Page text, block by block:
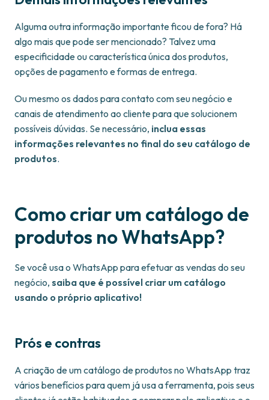
Alguma outra informação importante ficou de fora? Há
algo mais que pode ser mencionado? Talvez uma
especificidade ou característica única dos produtos,
opções de pagamento e formas de entrega.
Ou mesmo os dados para contato com seu negócio e
canais de atendimento ao cliente para que solucionem
possíveis dúvidas. Se necessário, inclua essas
informações relevantes no final do seu catálogo de
produtos.
Como criar um catálogo de
produtos no WhatsApp?
Se você usa o WhatsApp para efetuar as vendas do seu
negócio, saiba que é possível criar um catálogo
usando o próprio aplicativo!
Prós e contras
A criação de um catálogo de produtos no WhatsApp traz
vários benefícios para quem já usa a ferramenta, pois seus